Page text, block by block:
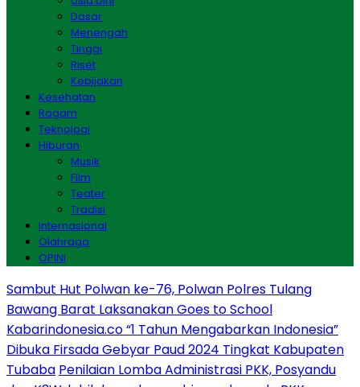
Dasar
Menengah
Tinggi
Riset
Kebijakan
Kesehatan
Ragam
Teknologi
Hiburan
Musik
Film
Teater
Tradisi
Internasional
Olahraga
OPINI
Sambut Hut Polwan ke-76, Polwan Polres Tulang
Bawang Barat Laksanakan Goes to School
Kabarindonesia.co “1 Tahun Mengabarkan Indonesia”
Dibuka Firsada Gebyar Paud 2024 Tingkat Kabupaten
Tubaba Penilaian Lomba Administrasi PKK, Posyandu